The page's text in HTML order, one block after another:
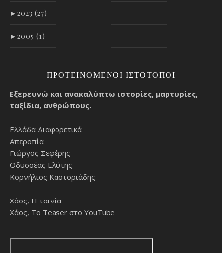
► 2023 (27)
► 2005 (1)
ΠΡΟΤΕΙΝΌΜΕΝΟΙ ΙΣΤΌΤΟΠΟΙ
Εξερευνώ και ανακαλύπτω ιστορίες, μαρτυρίες,
ταξίδια, ανθρώπους.
Ελλάδα Διαφορετικά
Απεροπία
Γιώργος Σεφέρης
Οδυσσέας Ελύτης
Κορνήλιος Καστοριάδης
Χάος, Η ταινία
Χάος, Το Teaser στο YouTube